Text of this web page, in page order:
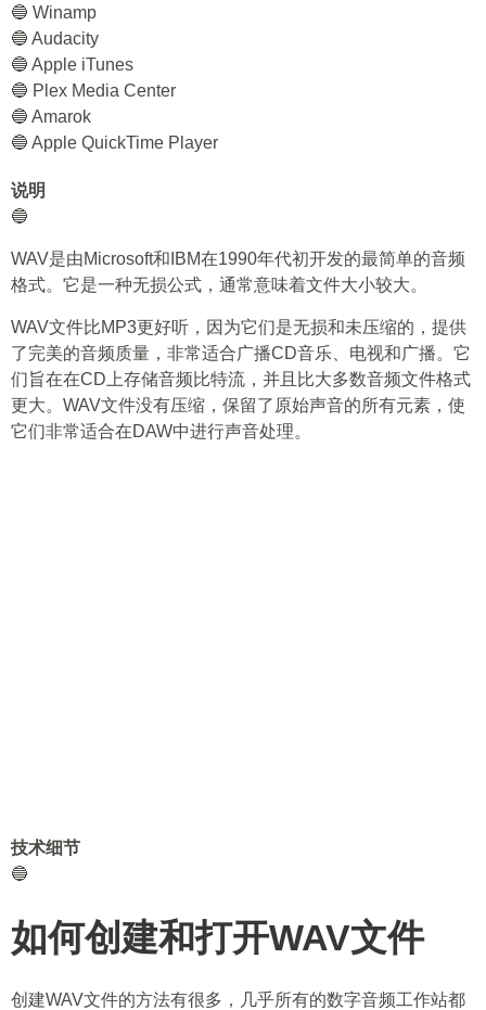
🔵 Winamp
🔵 Audacity
🔵 Apple iTunes
🔵 Plex Media Center
🔵 Amarok
🔵 Apple QuickTime Player
说明
🔵
WAV是由Microsoft和IBM在1990年代初开发的最简单的音频
格式。它是一种无损公式，通常意味着文件大小较大。
WAV文件比MP3更好听，因为它们是无损和未压缩的，提供
了完美的音频质量，非常适合广播CD音乐、电视和广播。它
们旨在在CD上存储音频比特流，并且比大多数音频文件格式
更大。WAV文件没有压缩，保留了原始声音的所有元素，使
它们非常适合在DAW中进行声音处理。
技术细节
🔵
如何创建和打开WAV文件
创建WAV文件的方法有很多，几乎所有的数字音频工作站都